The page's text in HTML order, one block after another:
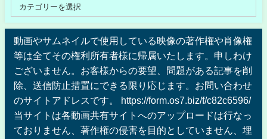
動画やサムネイルで使用している映像の著作権や肖像権
等は全てその権利所有者様に帰属いたします。申しわけ
ございません。お客様からの要望、問題がある記事を削
除、送信防止措置にできる限り応じます。お問い合わせ
のサイトアドレスです。 https://form.os7.biz/f/c82c6596/
当サイトは各動画共有サイトへのアップロードは行なっ
ておりません、著作権の侵害を目的としていません、埋